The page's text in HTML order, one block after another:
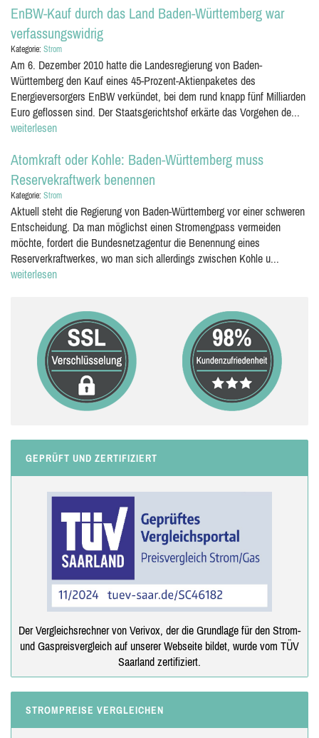
EnBW-Kauf durch das Land Baden-Württemberg war
verfassungswidrig
Kategorie: Strom
Am 6. Dezember 2010 hatte die Landesregierung von Baden-
Württemberg den Kauf eines 45-Prozent-Aktienpaketes des
Energieversorgers EnBW verkündet, bei dem rund knapp fünf Milliarden
Euro geflossen sind. Der Staatsgerichtshof erkärte das Vorgehen de...
weiterlesen
Atomkraft oder Kohle: Baden-Württemberg muss
Reservekraftwerk benennen
Kategorie: Strom
Aktuell steht die Regierung von Baden-Württemberg vor einer schweren
Entscheidung. Da man möglichst einen Stromengpass vermeiden
möchte, fordert die Bundesnetzagentur die Benennung eines
Reserverkraftwerkes, wo man sich allerdings zwischen Kohle u...
weiterlesen
GEPRÜFT UND ZERTIFIZIERT
Der Vergleichsrechner von Verivox, der die Grundlage für den Strom-
und Gaspreisvergleich auf unserer Webseite bildet, wurde vom TÜV
Saarland zertifiziert.
STROMPREISE VERGLEICHEN